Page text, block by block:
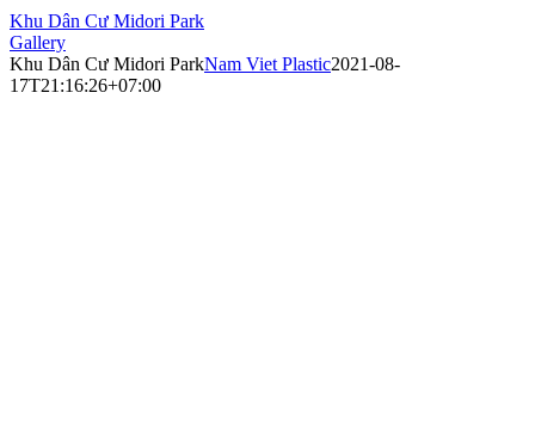
Khu Dân Cư Midori Park
Gallery
Khu Dân Cư Midori ParkNam Viet Plastic2021-08-
17T21:16:26+07:00